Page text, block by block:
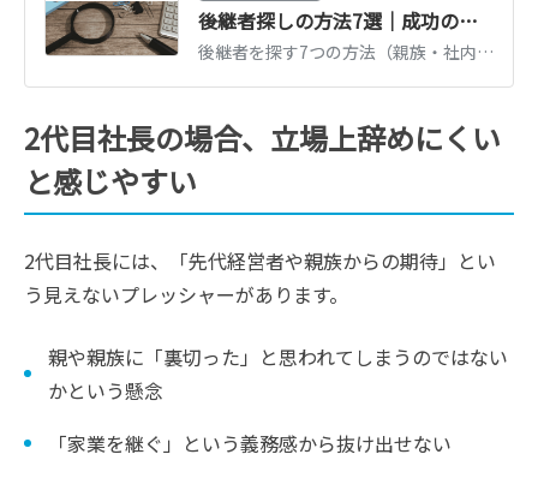
後継者探しの方法7選｜成功のポイントとおすすめマッチングサイト
後継者を探す7つの方法（親族・社内・取引先・公的機関・マッチングサイト等）を比較。それぞれの進め方と成功のポイント、おすすめのサイトを紹介します。
2代目社長の場合、立場上辞めにくい
と感じやすい
2代目社長には、「先代経営者や親族からの期待」とい
う見えないプレッシャーがあります。
親や親族に「裏切った」と思われてしまうのではない
かという懸念
「家業を継ぐ」という義務感から抜け出せない